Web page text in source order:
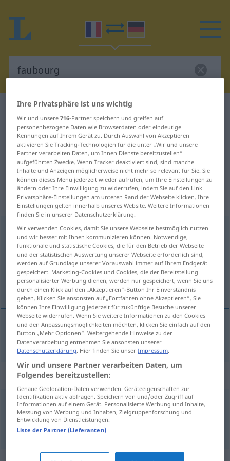
Französisch-Deutsch Wörterbuch
Französisch-Deutsch Übersetzung
für "faubourg"
"faubourg" Deutsch Übersetzung
„faubourg“: masculin
faubourg [fobuʀ]m
Übersicht aller Übersetzungen
(Für mehr Details die Übersetzung anklicken/antippen)
Vorstadt
Vorstadtf faubourg
Beispielsätze für "faubourg"
partirdu faubourgnordde laville
im nördlichen Außenbezirk
Ihre Privatsphäre ist uns wichtig
Wir und unsere716-Partner speichern und greifen auf
personenbezogene Daten wie Browserdaten oder eindeutige
Kennungen auf Ihrem Gerät zu. Durch Auswahl von Akzeptieren
aktivieren Sie Tracking-Technologien für die unter „Wir und unsere
Partner verarbeiten Daten, um Ihnen Dienste bereitzustellen“
aufgeführten Zwecke. Wenn Tracker deaktiviert sind, sind manche
Inhalte und Anzeigen möglicherweise nicht mehr so relevant für Sie. Sie
können dieses Menü jederzeit wieder aufrufen, um Ihre Einstellungen zu
ändern oder Ihre Einwilligung zu widerrufen, indem Sie auf den Link
Privatsphäre-Einstellungen am unteren Rand der Webseite klicken. Ihre
Einstellungen gelten innerhalb unseres Website. Weitere Informationen
finden Sie in unserer Datenschutzerklärung.
Wir verwenden Cookies, damit Sie unsere Webseite bestmöglich nutzen
und wir besser mit Ihnen kommunizieren können. Notwendige,
funktionale und statistische Cookies, die für den Betrieb der Webseite
und der statistischen Auswertung unserer Webseite erforderlich sind,
werden auf Grundlage unserer Vorauswahl immer auf Ihrem Endgerät
gespeichert. Marketing-Cookies und Cookies, die der Bereitstellung
personalisierter Werbung dienen, werden nur gespeichert, wenn Sie uns
durch einen Klick auf den „Akzeptieren“-Button Ihr Einverständnis
geben. Klicken Sie ansonsten auf „Fortfahren ohne Akzeptieren“. Sie
können Ihre Einwilligung jederzeit für zukünftige Besuche unserer
Webseite widerrufen. Wenn Sie weitere Informationen zu den Cookies
und den Anpassungsmöglichkeiten möchten, klicken Sie einfach auf den
Button „Mehr Optionen“. Weitergehende Hinweise zu der
Datenverarbeitung entnehmen Sie ansonsten unserer
Datenschutzerklärung. Hier finden Sie unserImpressum.
Wir und unsere Partner verarbeiten Daten, um
Folgendes bereitzustellen:
Genaue Geolocation-Daten verwenden. Geräteeigenschaften zur
Identifikation aktiv abfragen. Speichern von und/oder Zugriff auf
Informationen auf einem Gerät. Personalisierte Werbung und Inhalte,
Messung von Werbung und Inhalten, Zielgruppenforschung und
Entwicklung von Dienstleistungen.
Liste der Partner (Lieferanten)